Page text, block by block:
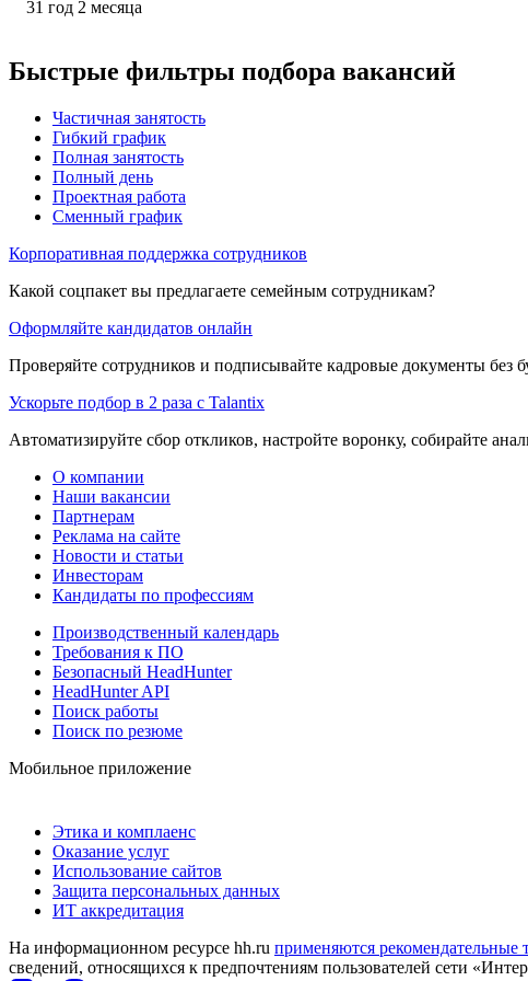
31 год 2 месяца
Быстрые фильтры подбора вакансий
Частичная занятость
Гибкий график
Полная занятость
Полный день
Проектная работа
Сменный график
Корпоративная поддержка сотрудников
Какой соцпакет вы предлагаете семейным сотрудникам?
Оформляйте кандидатов онлайн
Проверяйте сотрудников и подписывайте кадровые документы без
Ускорьте подбор в 2 раза с Talantix
Автоматизируйте сбор откликов, настройте воронку, собирайте
О компании
Наши вакансии
Партнерам
Реклама на сайте
Новости и статьи
Инвесторам
Кандидаты по профессиям
Производственный календарь
Требования к ПО
Безопасный HeadHunter
HeadHunter API
Поиск работы
Поиск по резюме
Мобильное приложение
Этика и комплаенс
Оказание услуг
Использование сайтов
Защита персональных данных
ИТ аккредитация
На информационном ресурсе hh.ru применяются рекомендательные
сведений, относящихся к предпочтениям пользователей сети